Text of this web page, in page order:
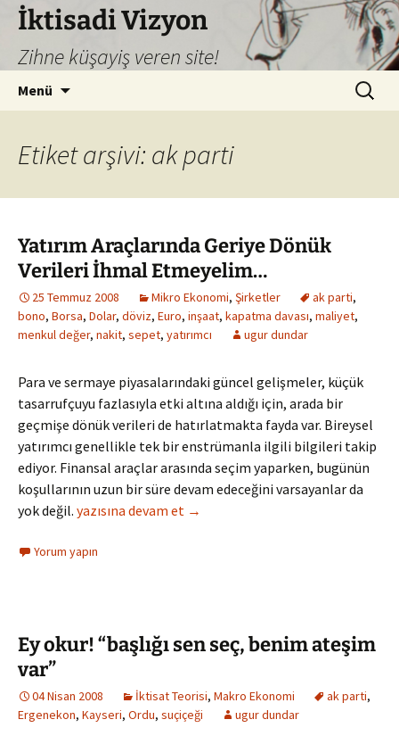
İktisadi Vizyon
Zihne küşayiş veren site!
Menü Arama:
Etiket arşivi: ak parti
Yatırım Araçlarında Geriye Dönük
Verileri İhmal Etmeyelim…
25 Temmuz 2008 Mikro Ekonomi, Şirketler ak parti,
bono, Borsa, Dolar, döviz, Euro, inşaat, kapatma davası, maliyet,
menkul değer, nakit, sepet, yatırımcı ugur dundar
Para ve sermaye piyasalarındaki güncel gelişmeler, küçük
tasarrufçuyu fazlasıyla etki altına aldığı için, arada bir
geçmişe dönük verileri de hatırlatmakta fayda var. Bireysel
yatırımcı genellikle tek bir enstrümanla ilgili bilgileri takip
ediyor. Finansal araçlar arasında seçim yaparken, bugünün
koşullarının uzun bir süre devam edeceğini varsayanlar da
yok değil. Yatırım Araçlarında Geriye Dönük Verileri İhmal
yazısına devam et →
Yorum yapın
Ey okur! “başlığı sen seç, benim ateşim
var”
04 Nisan 2008 İktisat Teorisi, Makro Ekonomi ak parti,
Ergenekon, Kayseri, Ordu, suçiçeği ugur dundar